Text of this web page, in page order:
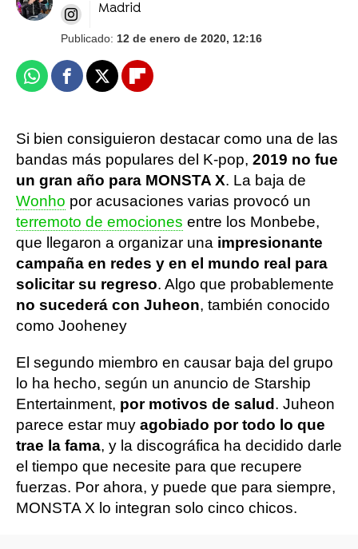
Madrid
Publicado: 12 de enero de 2020, 12:16
WhatsappFacebook
X Flipboard
Si bien consiguieron destacar como una de las
bandas más populares del K-pop, 2019 no fue
un gran año para MONSTA X. La baja de
Wonho por acusaciones varias provocó un
terremoto de emociones entre los Monbebe,
que llegaron a organizar una impresionante
campaña en redes y en el mundo real para
solicitar su regreso. Algo que probablemente
no sucederá con Juheon, también conocido
como Jooheney
El segundo miembro en causar baja del grupo
lo ha hecho, según un anuncio de Starship
Entertainment, por motivos de salud . Juheon
parece estar muy agobiado por todo lo que
trae la fama, y la discográfica ha decidido darle
el tiempo que necesite para que recupere
fuerzas. Por ahora, y puede que para siempre,
MONSTA X lo integran solo cinco chicos.